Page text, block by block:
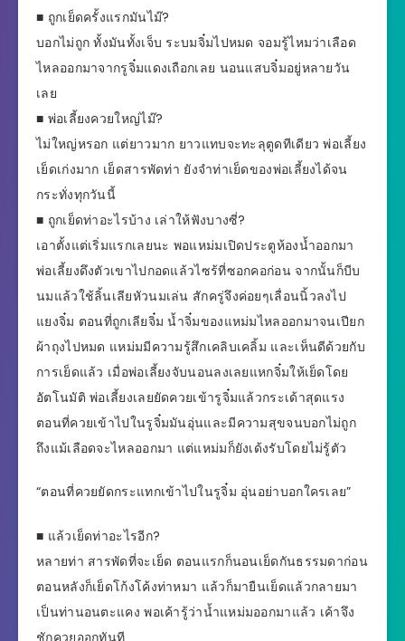
■ ถูกเย็ดครั้งแรกมันไม๊?
บอกไม่ถูก ทั้งมันทั้งเจ็บ ระบมจิ๋มไปหมด จอมรู้ไหมว่าเลือด
ไหลออกมาจากรูจิ๋มแดงเถือกเลย นอนแสบจิ๋มอยู่หลายวัน
เลย
■ พ่อเลี้ยงควยใหญ่ไม๊?
ไม่ใหญ่หรอก แต่ยาวมาก ยาวแทบจะทะลุตูดทีเดียว พ่อเลี้ยง
เย็ดเก่งมาก เย็ดสารพัดท่า ยังจำท่าเย็ดของพ่อเลี้ยงได้จน
กระทั่งทุกวันนี้
■ ถูกเย็ดท่าอะไรบ้าง เล่าให้ฟังบางซี่?
เอาตั้งแต่เริ่มแรกเลยนะ พอแหม่มเปิดประตูห้องนํ้าออกมา
พ่อเลี้ยงดึงตัวเขาไปกอดแล้วไซร้ที่ซอกคอก่อน จากนั้นก็บีบ
นมแล้วใช้ลิ้นเลียหัวนมเล่น สักครู่จึงค่อยๆเลื่อนนิ้วลงไป
แยงจิ๋ม ตอนที่ถูกเลียจิ๋ม นํ้าจิ๋มของแหม่มไหลออกมาจนเปียก
ผ้าถุงไปหมด แหม่มมีความรู้สึกเคลิบเคลิ้ม และเห็นดีด้วยกับ
การเย็ดแล้ว เมื่อพ่อเลี้ยงจับนอนลงเลยแหกจิ๋มให้เย็ดโดย
อัตโนมัติ พ่อเลี้ยงเลยยัดควยเข้ารูจิ๋มแล้วกระเด้าสุดแรง
ตอนที่ควยเข้าไปในรูจิ๋มมันอุ่นและมีความสุขจนบอกไม่ถูก
ถึงแม้เลือดจะไหลออกมา แต่แหม่มก็ยังเด้งรับโดยไม่รู้ตัว
“ตอนที่ควยยัดกระแทกเข้าไปในรูจิ๋ม อุ่นอย่าบอกใครเลย”
■ แล้วเย็ดท่าอะไรอีก?
หลายท่า สารพัดที่จะเย็ด ตอนแรกก็นอนเย็ดกันธรรมดาก่อน
ตอนหลังก็เย็ดโก้งโค้งท่าหมา แล้วก็มายืนเย็ดแล้วกลายมา
เป็นท่านอนตะแคง พอเค้ารู้ว่าน้ำแหม่มออกมาแล้ว เค้าจึง